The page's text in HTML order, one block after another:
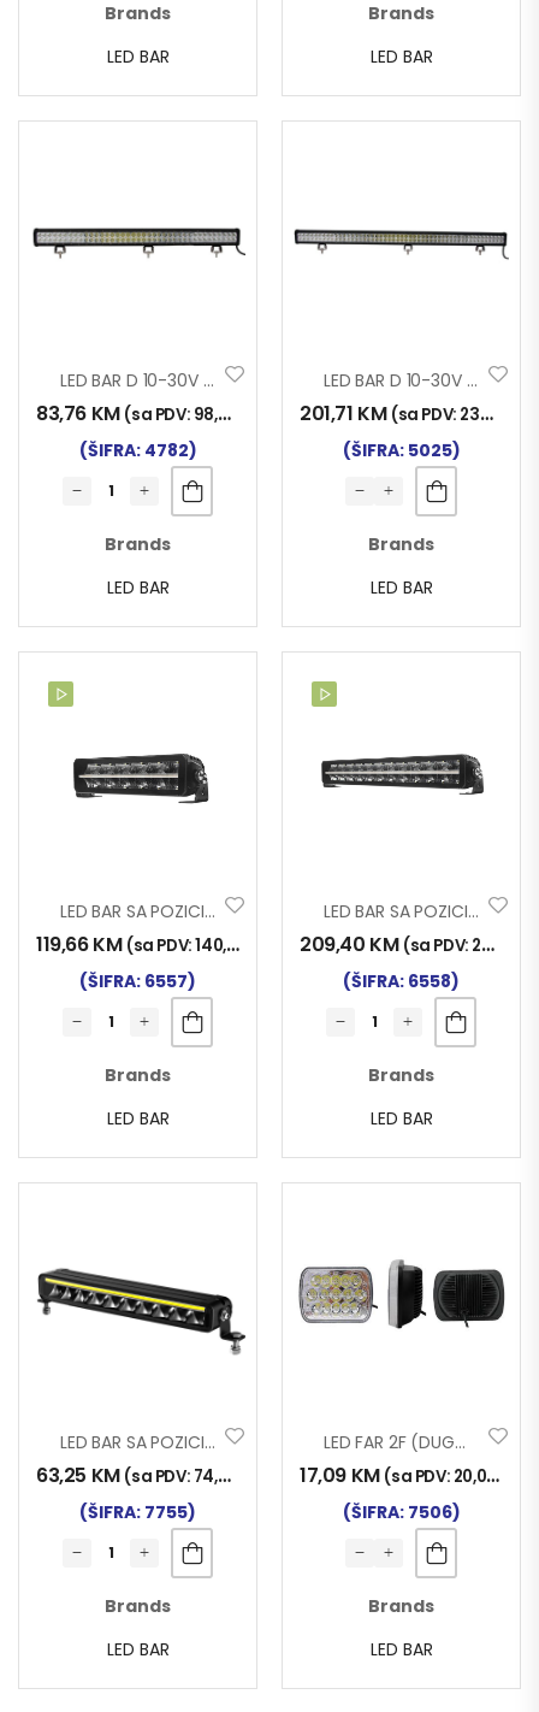
Brands
LED BAR
Brands
LED BAR
LED BAR D 10-30V 234W 912x65x80mm
83,76 KM (sa PDV: 98,00
(ŠIFRA: 4782)
Brands
LED BAR
LED BAR D 10-30V 288W 1116x65x80mm
201,71 KM (sa PDV: 236,00
(ŠIFRA: 5025)
Brands
LED BAR
LED BAR SA POZICIJOM 3F 10-30V 40W 305x80mm OSRAM CHIP
119,66KM (sa PDV:140,00
(ŠIFRA: 6557)
Brands
LED BAR
LED BAR SA POZICIJOM 3F 10-30V 95W 560x80mm OSRAM CHIP
209,40 KM (sa PDV: 245,00
(ŠIFRA: 6558)
Brands
LED BAR
LED BAR SA POZICIJOM DRL RGB 10-30V 20LED 60W 347x40x38mm FL1
63,25 KM (sa PDV: 74,00
(ŠIFRA: 7755)
Brands
LED BAR
LED FAR 2F (DUGO-KRATKO) 10-30V 45W 170x110mm
17,09 KM (sa PDV: 20,00
(ŠIFRA: 7506)
Brands
LED BAR